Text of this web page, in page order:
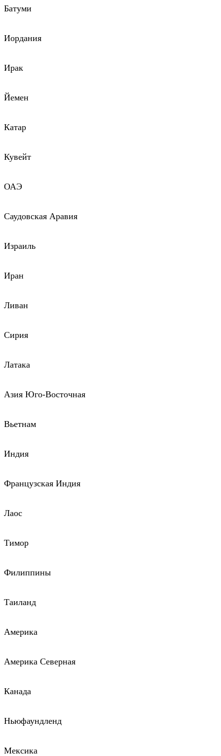
Батуми
Иордания
Ирак
Йемен
Катар
Кувейт
ОАЭ
Саудовская Аравия
Израиль
Иран
Ливан
Сирия
Латака
Азия Юго-Восточная
Вьетнам
Индия
Французская Индия
Лаос
Тимор
Филиппины
Таиланд
Америка
Америка Северная
Канада
Ньюфаундленд
Мексика